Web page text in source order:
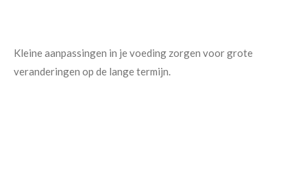
Kleine aanpassingen in je voeding zorgen voor grote
veranderingen op de lange termijn.